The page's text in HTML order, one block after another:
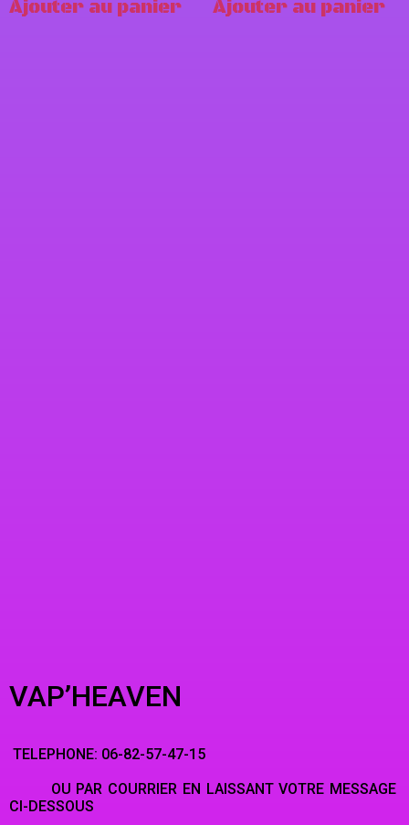
Ajouter au panier Ajouter au panier
VAP’HEAVEN
TELEPHONE: 06-82-57-47-15
OU PAR COURRIER EN LAISSANT VOTRE MESSAGE
CI-DESSOUS